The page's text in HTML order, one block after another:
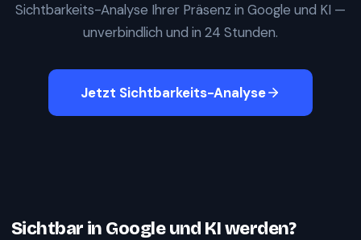
Sichtbarkeits-Analyse Ihrer Präsenz in Google und KI —
unverbindlich und in 24 Stunden.
Jetzt Sichtbarkeits-Analyse
Sichtbar in Google und KI werden?